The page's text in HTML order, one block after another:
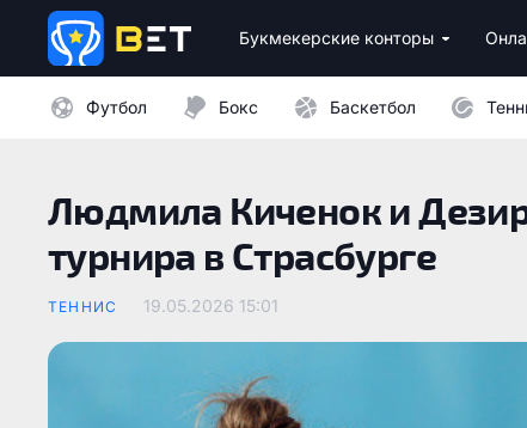
Букмекерские конторы
Футбол Бокс Баскетбол
Людмила Киченок и
турнира в Страсбурге
ТЕННИС 19.05.2026 15:01